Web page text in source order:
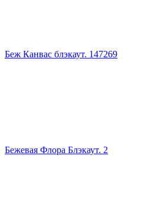
Беж Канвас блэкаут. 147269
Бежевая Флора Блэкаут. 2